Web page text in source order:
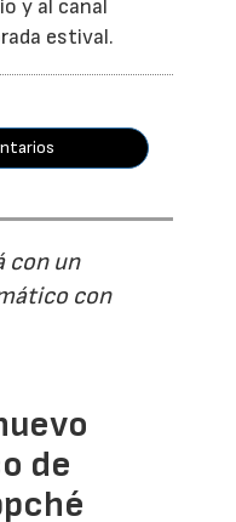
y al canal
estival.
con un
con
de